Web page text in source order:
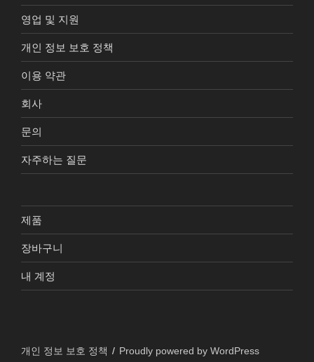
영업 및 지원
개인 정보 보호 정책
이용 약관
회사
문의
자주하는 질문
제품
장바구니
내 계정
개인 정보 보호 정책 Proudly powered by WordPress